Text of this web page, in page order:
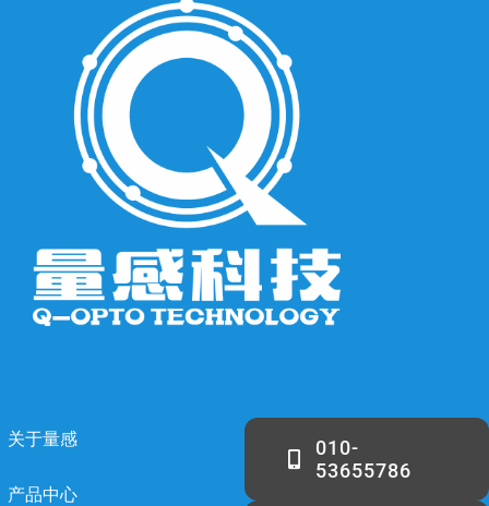
关于量感
产品中心
010-
53655786